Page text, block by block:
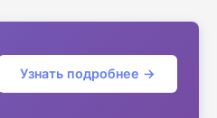
Узнать подробнее →